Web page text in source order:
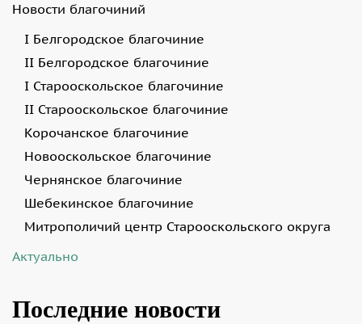
Новости благочиний
I Белгородское благочиние
II Белгородское благочиние
I Старооскольское благочиние
II Старооскольское благочиние
Корочанское благочиние
Новооскольское благочиние
Чернянское благочиние
Шебекинское благочиние
Митрополичий центр Старооскольского округа
Актуально
Последние новости